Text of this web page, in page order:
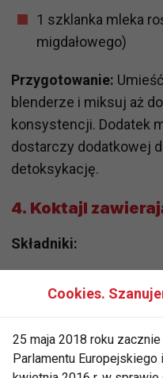
1 szklanka mleka
migdałowego)
Przygotowanie:
blenderze i miksuj aż
konsystencji. Dodatek
dostarczy dodatkowej
detoksykację.
4. Koktajl
Składniki:
wodzie przez noc)
1/2 avocado
Cookies.
25 maja 2018 roku
Parlamentu